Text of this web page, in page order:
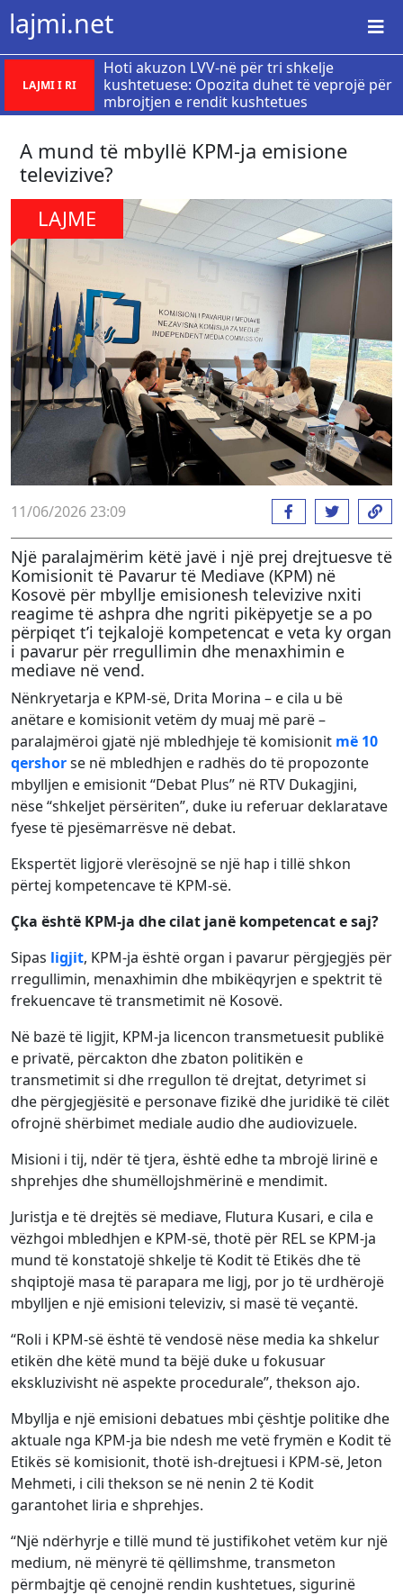
lajmi.net
LAJMI I RI
Hoti akuzon LVV-në për tri shkelje
kushtetuese: Opozita duhet të veprojë për
mbrojtjen e rendit kushtetues
A mund të mbyllë KPM-ja emisione
televizive?
LAJME
11/06/2026 23:09
Një paralajmërim këtë javë i një prej drejtuesve të
Komisionit të Pavarur të Mediave (KPM) në
Kosovë për mbyllje emisionesh televizive nxiti
reagime të ashpra dhe ngriti pikëpyetje se a po
përpiqet t’i tejkalojë kompetencat e veta ky organ
i pavarur për rregullimin dhe menaxhimin e
mediave në vend.
Nënkryetarja e KPM-së, Drita Morina – e cila u bë
anëtare e komisionit vetëm dy muaj më parë –
paralajmëroi gjatë një mbledhjeje të komisionit më 10
qershorse në mbledhjen e radhës do të propozonte
mbylljen e emisionit “Debat Plus” në RTV Dukagjini,
nëse “shkeljet përsëriten”, duke iu referuar deklaratave
fyese të pjesëmarrësve në debat.
Ekspertët ligjorë vlerësojnë se një hap i tillë shkon
përtej kompetencave të KPM-së.
Çka është KPM-ja dhe cilat janë kompetencat e saj?
Sipas ligjit, KPM-ja është organ i pavarur përgjegjës për
rregullimin, menaxhimin dhe mbikëqyrjen e spektrit të
frekuencave të transmetimit në Kosovë.
Në bazë të ligjit, KPM-ja licencon transmetuesit publikë
e privatë, përcakton dhe zbaton politikën e
transmetimit si dhe rregullon të drejtat, detyrimet si
dhe përgjegjësitë e personave fizikë dhe juridikë të cilët
ofrojnë shërbimet mediale audio dhe audiovizuele.
Misioni i tij, ndër të tjera, është edhe ta mbrojë lirinë e
shprehjes dhe shumëllojshmërinë e mendimit.
Juristja e të drejtës së mediave, Flutura Kusari, e cila e
vëzhgoi mbledhjen e KPM-së, thotë për REL se KPM-ja
mund të konstatojë shkelje të Kodit të Etikës dhe të
shqiptojë masa të parapara me ligj, por jo të urdhërojë
mbylljen e një emisioni televiziv, si masë të veçantë.
“Roli i KPM-së është të vendosë nëse media ka shkelur
etikën dhe këtë mund ta bëjë duke u fokusuar
ekskluzivisht në aspekte procedurale”, thekson ajo.
Mbyllja e një emisioni debatues mbi çështje politike dhe
aktuale nga KPM-ja bie ndesh me vetë frymën e Kodit të
Etikës së komisionit, thotë ish-drejtuesi i KPM-së, Jeton
Mehmeti, i cili thekson se në nenin 2 të Kodit
garantohet liria e shprehjes.
“Një ndërhyrje e tillë mund të justifikohet vetëm kur një
medium, në mënyrë të qëllimshme, transmeton
përmbajtje që cenojnë rendin kushtetues, sigurinë